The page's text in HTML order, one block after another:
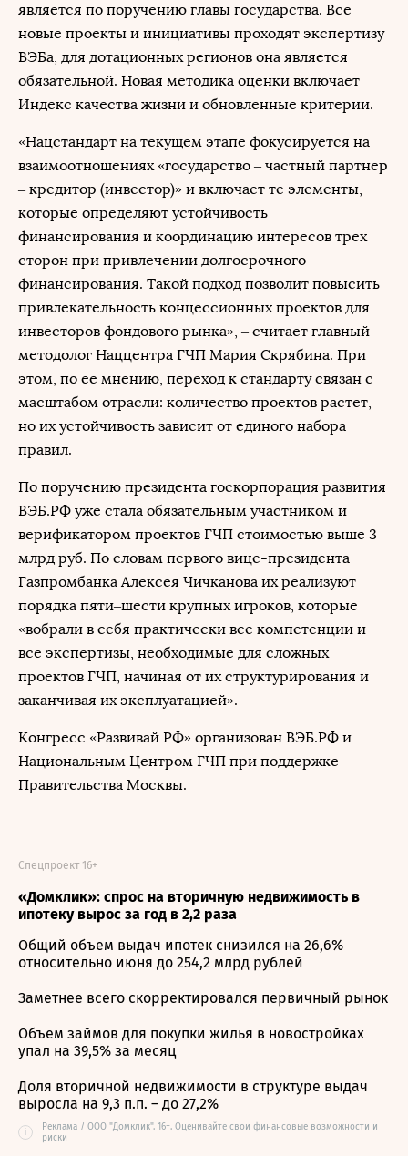
является по поручению главы государства. Все
новые проекты и инициативы проходят экспертизу
ВЭБа, для дотационных регионов она является
обязательной. Новая методика оценки включает
Индекс качества жизни и обновленные критерии.
«Нацстандарт на текущем этапе фокусируется на
взаимоотношениях «государство – частный партнер
– кредитор (инвестор)» и включает те элементы,
которые определяют устойчивость
финансирования и координацию интересов трех
сторон при привлечении долгосрочного
финансирования. Такой подход позволит повысить
привлекательность концессионных проектов для
инвесторов фондового рынка», – считает главный
методолог Наццентра ГЧП Мария Скрябина. При
этом, по ее мнению, переход к стандарту связан с
масштабом отрасли: количество проектов растет,
но их устойчивость зависит от единого набора
правил.
По поручению президента госкорпорация развития
ВЭБ.РФ уже стала обязательным участником и
верификатором проектов ГЧП стоимостью выше 3
млрд руб. По словам первого вице-президента
Газпромбанка Алексея Чичканова их реализуют
порядка пяти–шести крупных игроков, которые
«вобрали в себя практически все компетенции и
все экспертизы, необходимые для сложных
проектов ГЧП, начиная от их структурирования и
заканчивая их эксплуатацией».
Конгресс «Развивай РФ» организован ВЭБ.РФ и
Национальным Центром ГЧП при поддержке
Правительства Москвы.
«Домклик»: спрос на вторичную недвижимость в
ипотеку вырос за год в 2,2 раза
Спецпроект 16+
Общий объем выдач ипотек снизился на 26,6%
относительно июня до 254,2 млрд рублей
Заметнее всего скорректировался первичный рынок
Объем займов для покупки жилья в новостройках
упал на 39,5% за месяц
Доля вторичной недвижимости в структуре выдач
выросла на 9,3 п.п. – до 27,2%
i
Реклама / ООО "Домклик". 16+. Оценивайте свои финансовые возможности и
риски